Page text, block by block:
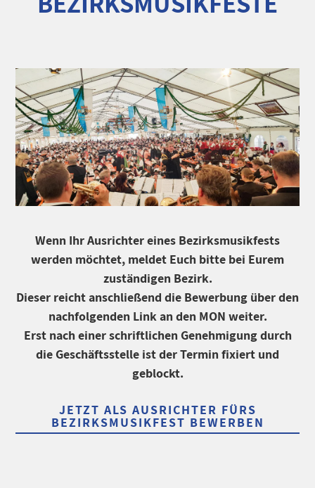
Wenn Ihr Ausrichter eines Bezirksmusikfests
werden möchtet, meldet Euch bitte bei Eurem
zuständigen Bezirk.
Dieser reicht anschließend die Bewerbung über den
nachfolgenden Link an den MON weiter.
Erst nach einer schriftlichen Genehmigung durch
die Geschäftsstelle ist der Termin fixiert und
geblockt.
JETZT ALS AUSRICHTER FÜRS
BEZIRKSMUSIKFEST BEWERBEN